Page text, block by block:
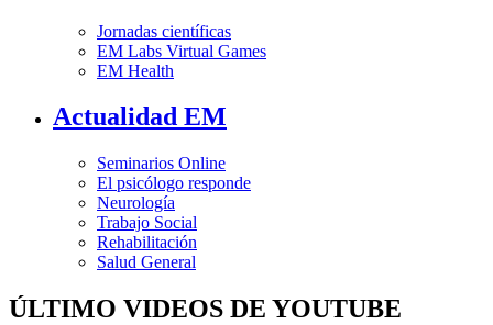
Jornadas científicas
EM Labs Virtual Games
EM Health
Actualidad EM
Seminarios Online
El psicólogo responde
Neurología
Trabajo Social
Rehabilitación
Salud General
ÚLTIMO VIDEOS DE YOUTUBE